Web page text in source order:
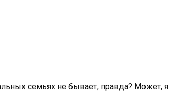
семьях не бывает, правда? Может, я